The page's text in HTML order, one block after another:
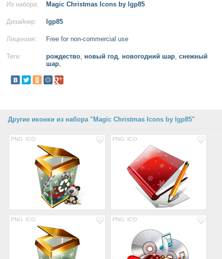
Из набора: Magic Christmas Icons by lgp85
Дизайнер: lgp85
Лицензия: Free for non-commercial use
Теги: рождество, новый год, новогодний шар, снежный
шар,
Другие иконки из набора "Magic Christmas Icons by lgp85"
PNG ICO PNG ICO
PNG ICO PNG ICO